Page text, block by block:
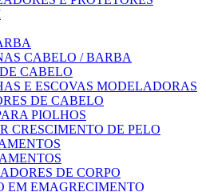
CABELO / BARBA
CABELO
E ESCOVAS MODELADORAS
DE CABELO
PIOLHOS
CRESCIMENTO DE PELO
DE CORPO
EM EMAGRECIMENTO